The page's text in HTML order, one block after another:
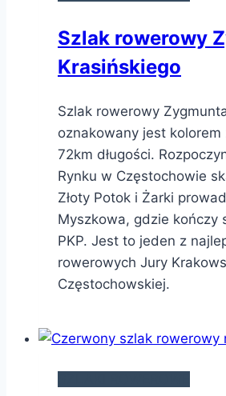
Szlak rowerowy
Krasińskiego
Szlak rowerowy
oznakowany jest kolorem
72km długości.
Rynku w Częstochowie
Złoty Potok i Żarki
Myszkowa, gdzie kończy
PKP. Jest to jeden z
rowerowych Jury
Częstochowskiej.